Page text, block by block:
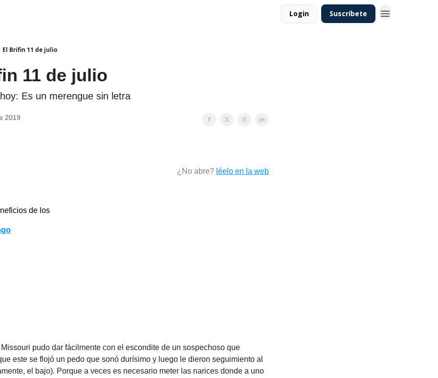
Login Suscríbete
El Brifin 11 de julio
11 de julio
Es un merengue sin letra
2019
¿No abre? léelo en la web
de los
pudo dar fácilmente con el escondite de un sospechoso que
este se flojó un pedo que sonó durísimo y luego le dieron seguimiento al
el bajo). Porque a veces es necesario meter las narices donde a uno